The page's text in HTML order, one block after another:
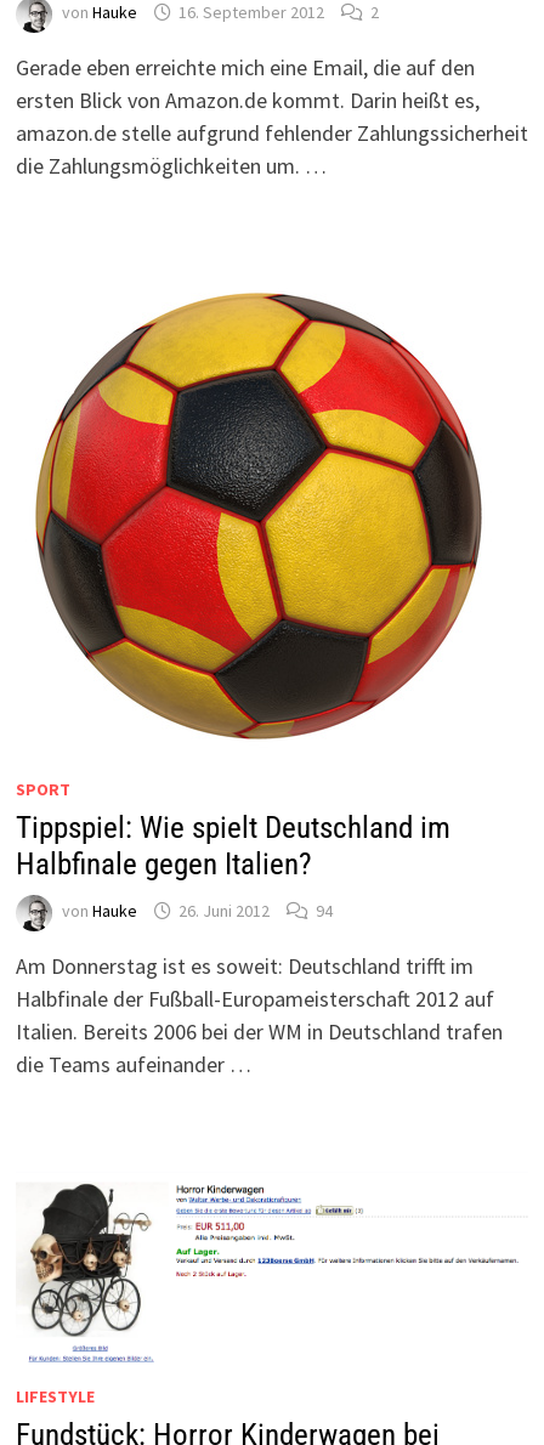
von Hauke 16. September 2012 2
Gerade eben erreichte mich eine Email, die auf den
ersten Blick von Amazon.de kommt. Darin heißt es,
amazon.de stelle aufgrund fehlender Zahlungssicherheit
die Zahlungsmöglichkeiten um. …
SPORT
Tippspiel: Wie spielt Deutschland im
Halbfinale gegen Italien?
von Hauke 26. Juni 2012 94
Am Donnerstag ist es soweit: Deutschland trifft im
Halbfinale der Fußball-Europameisterschaft 2012 auf
Italien. Bereits 2006 bei der WM in Deutschland trafen
die Teams aufeinander …
LIFESTYLE
Fundstück: Horror Kinderwagen bei